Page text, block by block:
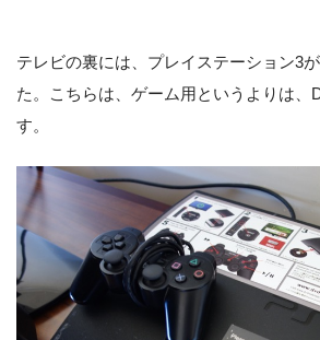
テレビの裏には、プレイステーション3
た。こちらは、ゲーム用というよりは、
す。